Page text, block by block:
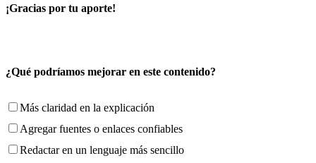
¡Gracias por tu aporte!
¿Qué podríamos mejorar en este contenido?
Más claridad en la explicación
Agregar fuentes o enlaces confiables
Redactar en un lenguaje más sencillo